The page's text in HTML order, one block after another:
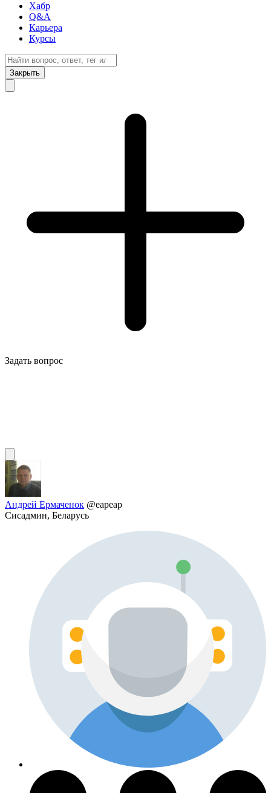
Хабр
Q&A
Карьера
Курсы
Закрыть
Задать вопрос
Андрей Ермаченок @eapeap
Сисадмин, Беларусь